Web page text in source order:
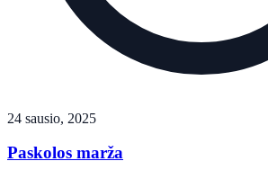
24 sausio, 2025
Paskolos marža